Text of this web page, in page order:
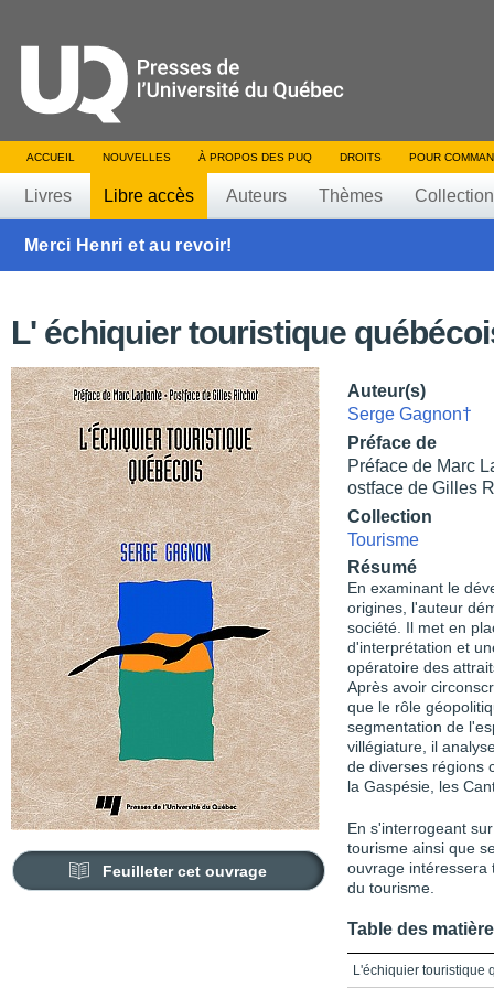
ACCUEIL NOUVELLES À PROPOS DES PUQ DROITS POUR
Livres Libre accès Auteurs Thèmes
Merci Henri et au revoir!
L' échiquier touristique
Feuilleter cet ouvrage
Auteur(s)
Serge Gagnon†
Préface de
Préface de Marc
ostface de Gilles
Collection
Tourisme
Résumé
En examinant le
origines, l'auteur
société. Il met en
d'interprétation et
opératoire des
Après avoir
que le rôle
segmentation de
villégiature, il
de diverses régions
la Gaspésie, les
En s'interrogeant
tourisme ainsi que
ouvrage intéressera
du tourisme.
Table des
L'échiquier touristique